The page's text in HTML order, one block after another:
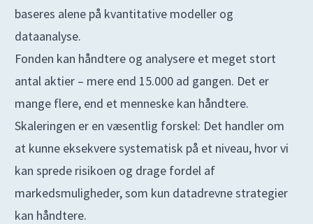
baseres alene på kvantitative modeller og
dataanalyse.
Fonden kan håndtere og analysere et meget stort
antal aktier – mere end 15.000 ad gangen. Det er
mange flere, end et menneske kan håndtere.
Skaleringen er en væsentlig forskel: Det handler om
at kunne eksekvere systematisk på et niveau, hvor vi
kan sprede risikoen og drage fordel af
markedsmuligheder, som kun datadrevne strategier
kan håndtere.